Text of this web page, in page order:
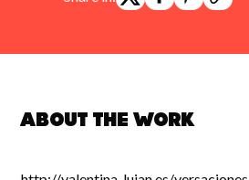
About the work